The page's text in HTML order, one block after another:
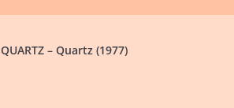
QUARTZ – Quartz (1977)